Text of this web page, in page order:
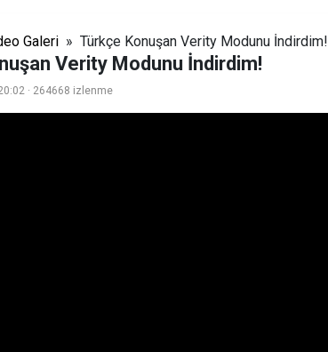
Galeri » Türkçe Konuşan Verity Modunu İndirdim!
Verity Modunu İndirdim!
· 264668 izlenme